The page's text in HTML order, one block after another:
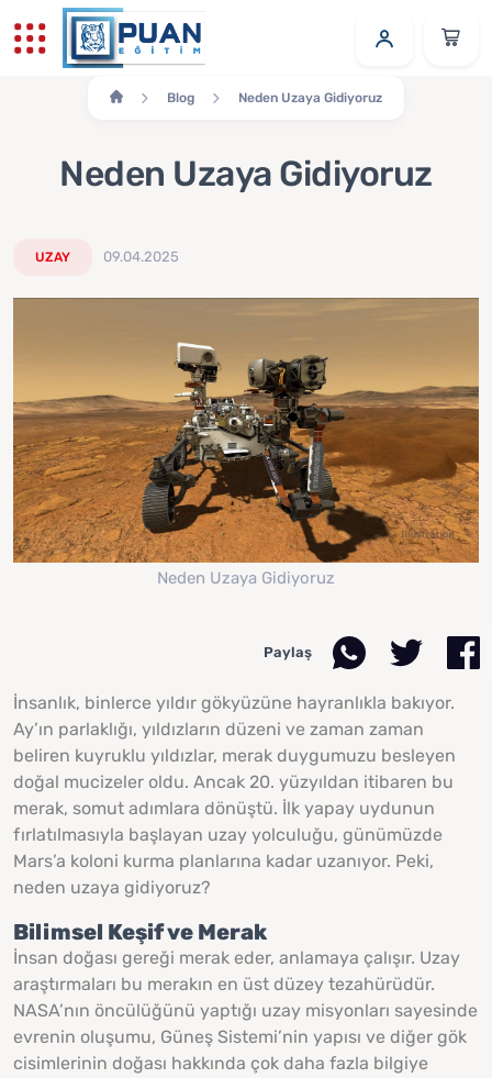
Blog Neden Uzaya Gidiyoruz
Neden Uzaya Gidiyoruz
UZAY 09.04.2025
Neden Uzaya Gidiyoruz
Paylaş
İnsanlık, binlerce yıldır gökyüzüne hayranlıkla bakıyor.
Ay’ın parlaklığı, yıldızların düzeni ve zaman zaman
beliren kuyruklu yıldızlar, merak duygumuzu besleyen
doğal mucizeler oldu. Ancak 20. yüzyıldan itibaren bu
merak, somut adımlara dönüştü. İlk yapay uydunun
fırlatılmasıyla başlayan uzay yolculuğu, günümüzde
Mars’a koloni kurma planlarına kadar uzanıyor. Peki,
neden uzaya gidiyoruz?
Bilimsel Keşif ve Merak
İnsan doğası gereği merak eder, anlamaya çalışır. Uzay
araştırmaları bu merakın en üst düzey tezahürüdür.
NASA’nın öncülüğünü yaptığı uzay misyonları sayesinde
evrenin oluşumu, Güneş Sistemi’nin yapısı ve diğer gök
cisimlerinin doğası hakkında çok daha fazla bilgiye